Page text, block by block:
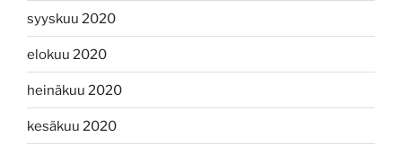
syyskuu 2020
elokuu 2020
heinäkuu 2020
kesäkuu 2020